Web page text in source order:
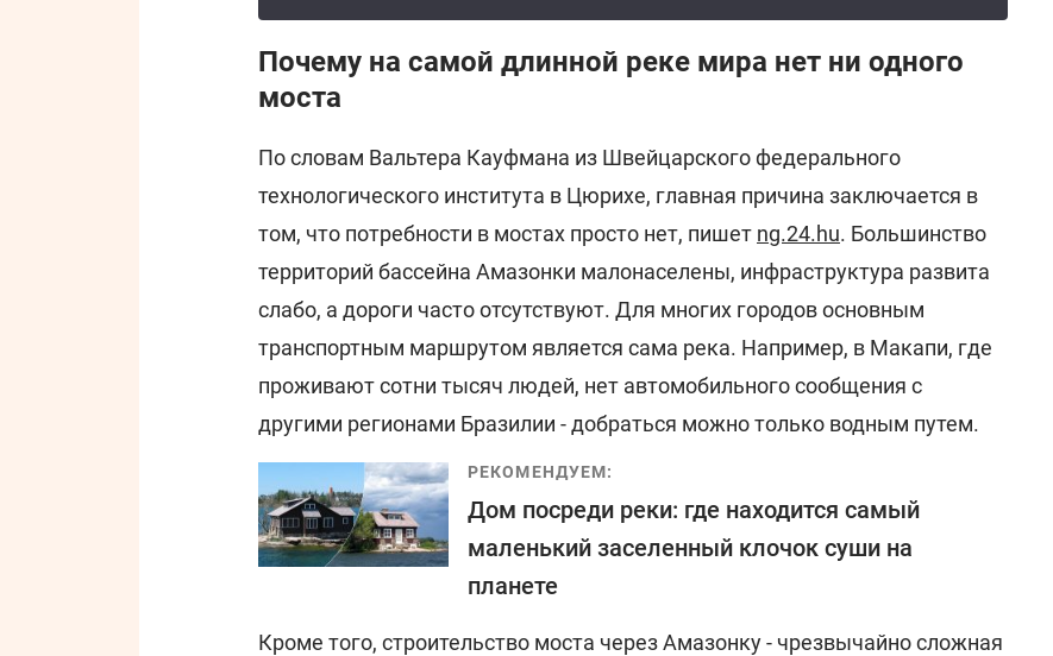
Почему на самой длинной реке мира нет ни одного
моста
По словам Вальтера Кауфмана из Швейцарского федерального
технологического института в Цюрихе, главная причина заключается в
том, что потребности в мостах просто нет, пишет ng.24.hu. Большинство
территорий бассейна Амазонки малонаселены, инфраструктура развита
слабо, а дороги часто отсутствуют. Для многих городов основным
транспортным маршрутом является сама река. Например, в Макапи, где
проживают сотни тысяч людей, нет автомобильного сообщения с
другими регионами Бразилии - добраться можно только водным путем.
РЕКОМЕНДУЕМ:
Дом посреди реки: где находится самый
маленький заселенный клочок суши на
планете
Кроме того, строительство моста через Амазонку - чрезвычайно сложная